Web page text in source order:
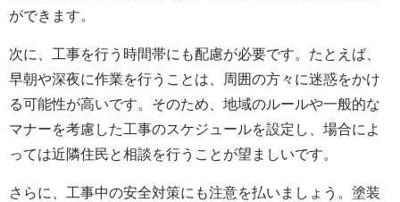
ができます。
次に、工事を行う時間帯にも配慮が必要です。たとえば、
早朝や深夜に作業を行うことは、周囲の方々に迷惑をかけ
る可能性が高いです。そのため、地域のルールや一般的な
マナーを考慮した工事のスケジュールを設定し、場合によ
っては近隣住民と相談を行うことが望ましいです。
さらに、工事中の安全対策にも注意を払いましょう。塗装